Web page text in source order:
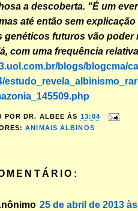
a descoberta. "É um
até então sem
genéticos futuros vão poder
com uma frequência
blogs/blogcma/
POR DR. ALBEE ÀS 13:04
ANIMAIS ALBINOS
25 de abril de 2013